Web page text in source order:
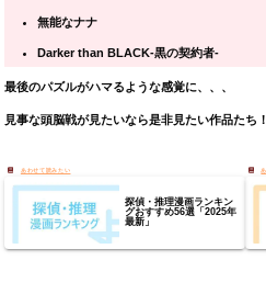
無能なナナ
Darker than BLACK-黒の契約者-
最後のパズルがハマるような感覚に、、、
見事な頭脳戦が見たいなら是非見たい作品たち！
探偵・推理漫画ランキン
グおすすめ56選「2025年
最新」